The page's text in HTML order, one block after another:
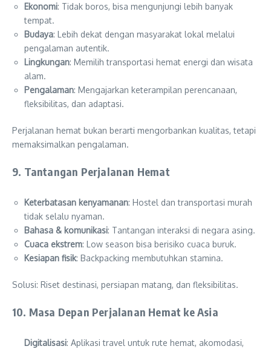
Ekonomi: Tidak boros, bisa mengunjungi lebih banyak
tempat.
Budaya: Lebih dekat dengan masyarakat lokal melalui
pengalaman autentik.
Lingkungan: Memilih transportasi hemat energi dan wisata
alam.
Pengalaman: Mengajarkan keterampilan perencanaan,
fleksibilitas, dan adaptasi.
Perjalanan hemat bukan berarti mengorbankan kualitas, tetapi
memaksimalkan pengalaman.
9. Tantangan Perjalanan Hemat
Keterbatasan kenyamanan: Hostel dan transportasi murah
tidak selalu nyaman.
Bahasa & komunikasi: Tantangan interaksi di negara asing.
Cuaca ekstrem: Low season bisa berisiko cuaca buruk.
Kesiapan fisik: Backpacking membutuhkan stamina.
Solusi: Riset destinasi, persiapan matang, dan fleksibilitas.
10. Masa Depan Perjalanan Hemat ke Asia
Digitalisasi: Aplikasi travel untuk rute hemat, akomodasi,